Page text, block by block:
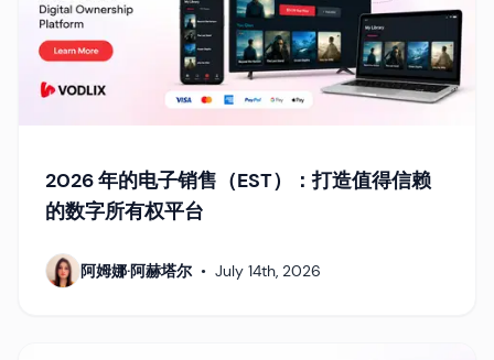
2026 年的电子销售（EST）：打造值得信赖
的数字所有权平台
阿姆娜·阿赫塔尔 • July 14th, 2026